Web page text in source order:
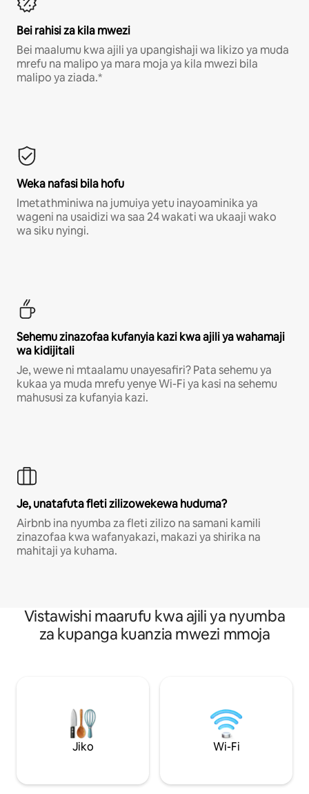
Bei rahisi za kila mwezi
Bei maalumu kwa ajili ya upangishaji wa likizo ya muda
mrefu na malipo ya mara moja ya kila mwezi bila
malipo ya ziada.*
Weka nafasi bila hofu
Imetathminiwa na jumuiya yetu inayoaminika ya
wageni na usaidizi wa saa 24 wakati wa ukaaji wako
wa siku nyingi.
Sehemu zinazofaa kufanyia kazi kwa ajili ya wahamaji
wa kidijitali
Je, wewe ni mtaalamu unayesafiri? Pata sehemu ya
kukaa ya muda mrefu yenye Wi-Fi ya kasi na sehemu
mahususi za kufanyia kazi.
Je, unatafuta fleti zilizowekewa huduma?
Airbnb ina nyumba za fleti zilizo na samani kamili
zinazofaa kwa wafanyakazi, makazi ya shirika na
mahitaji ya kuhama.
Vistawishi maarufu kwa ajili ya nyumba
za kupanga kuanzia mwezi mmoja
Jiko Wi-Fi